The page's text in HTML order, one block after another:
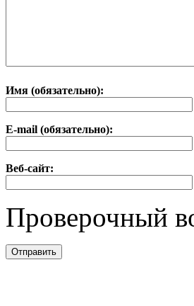
Имя (обязательно):
E-mail (обязательно):
Веб-сайт:
Проверочный